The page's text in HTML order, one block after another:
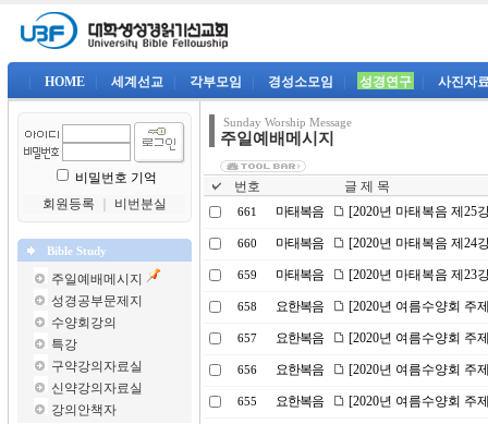
HOME 세계선교 각부모임 경성소모임 성경연구 사진자
비밀번호 기억
회원등록
비번분실
Bible Study
주일예배메시지
성경공부문제지
수양회강의
특강
구약강의자료실
신약강의자료실
강의안책자
Sunday Worship Message
주일예배메시지
번호 글 제 목
661 마태복음 [2020년 마태복음 제25
660 마태복음 [2020년 마태복음 제24
659 마태복음 [2020년 마태복음 제23
658 요한복음 [2020년 여름수양회 주
657 요한복음 [2020년 여름수양회 주
656 요한복음 [2020년 여름수양회 주
655 요한복음 [2020년 여름수양회 주